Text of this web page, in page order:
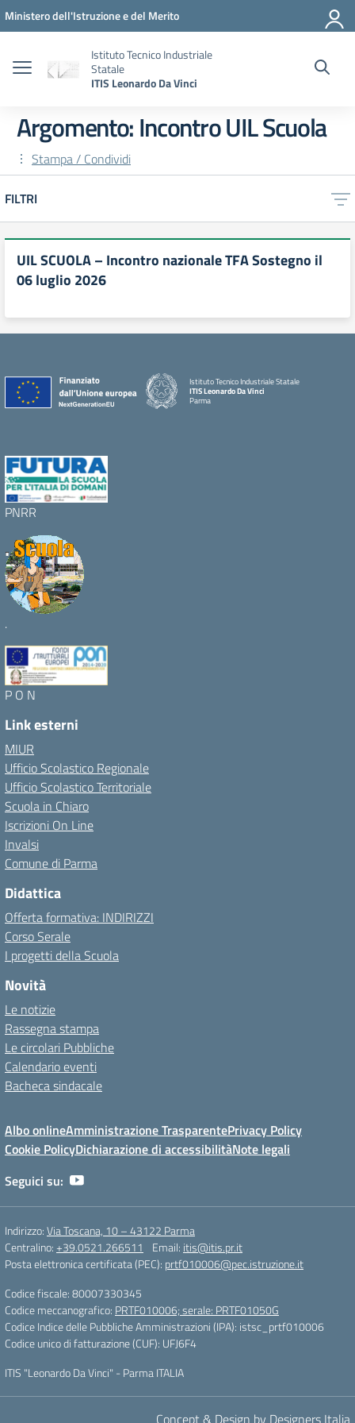
Vai ai contenuti
Vai al menu di navigazione
Vai al footer
Ministero dell'Istruzione e del Merito
Istituto Tecnico Industriale
Statale
ITIS Leonardo Da Vinci
Argomento: Incontro UIL Scuola
Stampa / Condividi
FILTRI
UIL SCUOLA – Incontro nazionale TFA Sostegno il
06 luglio 2026
Istituto Tecnico Industriale Statale
ITIS Leonardo Da Vinci
Parma
PNRR
.
P O N
Link esterni
MIUR
Ufficio Scolastico Regionale
Ufficio Scolastico Territoriale
Scuola in Chiaro
Iscrizioni On Line
Invalsi
Comune di Parma
Didattica
Offerta formativa: INDIRIZZI
Corso Serale
I progetti della Scuola
Novità
Le notizie
Rassegna stampa
Le circolari Pubbliche
Calendario eventi
Bacheca sindacale
Albo onlineAmministrazione TrasparentePrivacy Policy
Cookie PolicyDichiarazione di accessibilitàNote legali
Seguici su:
Indirizzo:Via Toscana, 10 – 43122 Parma
Centralino:+39.0521.266511 Email: itis@itis.pr.it
Posta elettronica certificata (PEC): prtf010006@pec.istruzione.it
Codice fiscale: 80007330345
Codice meccanografico: PRTF010006; serale: PRTF01050G
Codice Indice delle Pubbliche Amministrazioni (IPA): istsc_prtf010006
Codice unico di fatturazione (CUF): UFJ6F4
ITIS "Leonardo Da Vinci" - Parma ITALIA